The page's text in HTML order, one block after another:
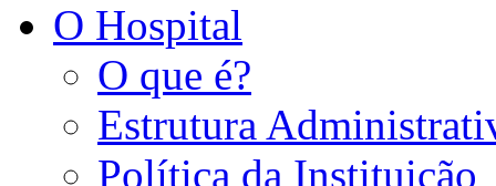
O Hospital
O que é?
Estrutura
Política da Instituição